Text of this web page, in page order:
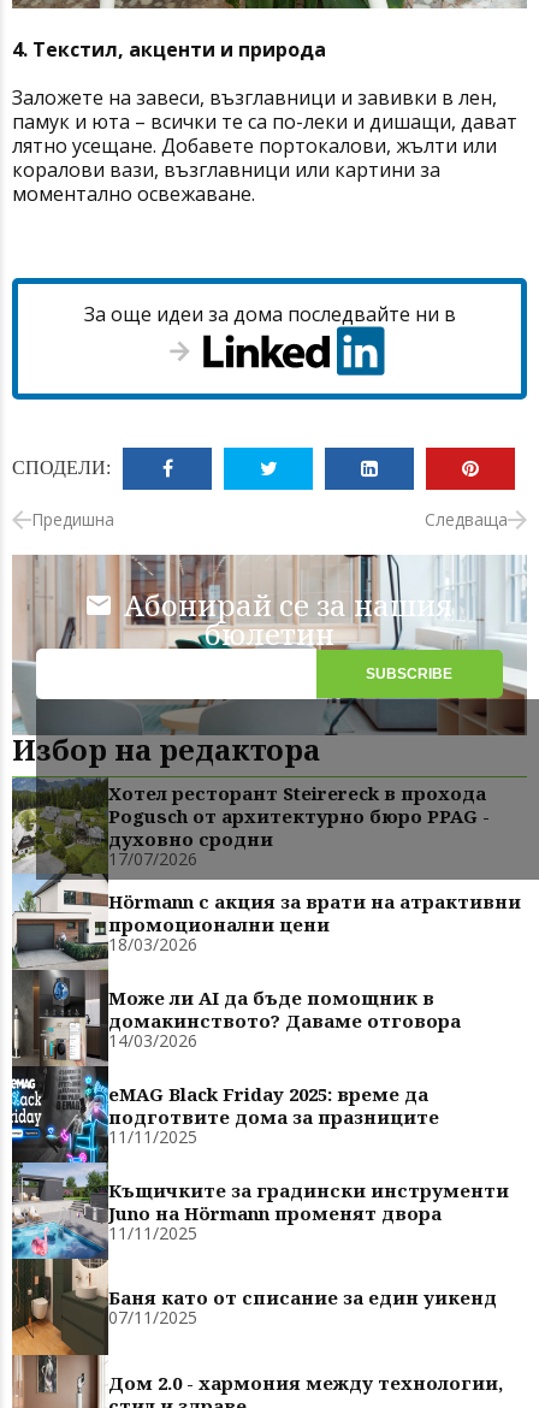
4. Текстил, акценти и природа
Заложете на завеси, възглавници и завивки в лен,
памук и юта – всички те са по-леки и дишащи, дават
лятно усещане. Добавете портокалови, жълти или
коралови вази, възглавници или картини за
моментално освежаване.
За още идеи за дома последвайте ни в
СПОДЕЛИ:
Предишна Следваща
Абонирай се за нашия
бюлетин
Избор на редактора
Хотел ресторант Steirereck в прохода
Pogusch от архитектурно бюро PPAG -
духовно сродни
17/07/2026
Hörmann с акция за врати на атрактивни
промоционални цени
18/03/2026
Може ли AI да бъде помощник в
домакинството? Даваме отговора
14/03/2026
eMAG Black Friday 2025: време да
подготвите дома за празниците
11/11/2025
Къщичките за градински инструменти
Juno на Hörmann променят двора
11/11/2025
Баня като от списание за един уикенд
07/11/2025
Дом 2.0 - хармония между технологии,